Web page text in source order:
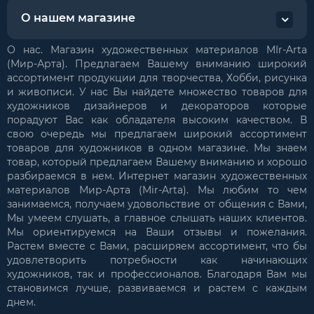
О нашем магазине
О нас. Магазин художественных материалов MIr-Arta
(Мир-Арта). Предлагаем Вашему вниманию широкий
ассортимент продукции для творчества, Хобби, рисунка
и живописи. У нас Вы найдете множество товаров для
художников дизайнеров и декораторов которые
порадуют Вас как обладателя высоким качеством. В
свою очередь мы предлагаем широкий ассортимент
товаров для художников в одном магазине. Мы знаем
товар, который предлагаем Вашему вниманию и хорошо
разбираемся в нем. Интернет магазин художественных
материалов Мир-Арта (Mir-Arta). Мы любим то чем
занимаемся, получаем удовольствие от общения с Вами,
Мы умеем слушать, а главное слышать наших клиентов.
Мы ориентируемся на Ваши отзывы и пожелания.
Растем вместе с Вами, расширяем ассортимент, что бы
удовлетворить потребности как начинающих
художников, так и профессионалов. Благодаря Вам мы
становимся лучше, развиваемся и растем с каждым
днем.